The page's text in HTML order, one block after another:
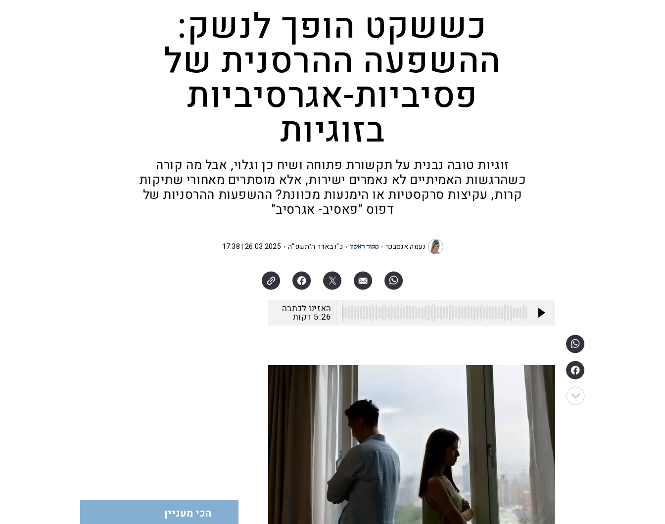
כששקט הופך לנשק:
ההשפעה ההרסנית של
פסיביות-אגרסיביות
בזוגיות
זוגיות טובה נבנית על תקשורת פתוחה ושיח כן וגלוי, אבל מה קורה
כשהרגשות האמיתיים לא נאמרים ישירות, אלא מוסתרים מאחורי שתיקות
קרות, עקיצות סרקסטיות או הימנעות מכוונת? ההשפעות ההרסניות של
דפוס "פאסיב- אגרסיב"
נעמה אנסבכר כ"ו באדר ה׳תשפ"ה 26.03.2025 | 17:38
האזינו לכתבה
5:26 דקות
הכי מעניין